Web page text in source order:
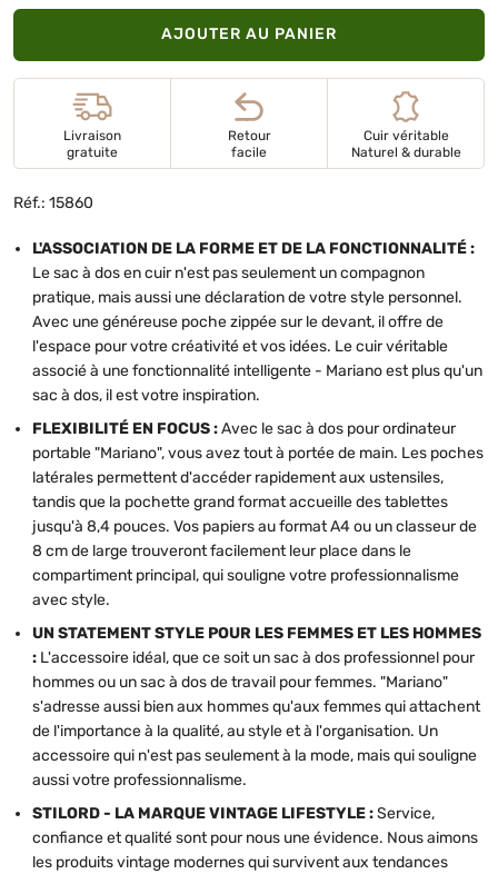
AJOUTER AU PANIER
Livraison
gratuite
Retour
facile
Cuir véritable
Naturel & durable
Réf.: 15860
L'ASSOCIATION DE LA FORME ET DE LA FONCTIONNALITÉ :
Le sac à dos en cuir n'est pas seulement un compagnon
pratique, mais aussi une déclaration de votre style personnel.
Avec une généreuse poche zippée sur le devant, il offre de
l'espace pour votre créativité et vos idées. Le cuir véritable
associé à une fonctionnalité intelligente - Mariano est plus qu'un
sac à dos, il est votre inspiration.
FLEXIBILITÉ EN FOCUS :Avec le sac à dos pour ordinateur
portable "Mariano", vous avez tout à portée de main. Les poches
latérales permettent d'accéder rapidement aux ustensiles,
tandis que la pochette grand format accueille des tablettes
jusqu'à 8,4 pouces. Vos papiers au format A4 ou un classeur de
8 cm de large trouveront facilement leur place dans le
compartiment principal, qui souligne votre professionnalisme
avec style.
UN STATEMENT STYLE POUR LES FEMMES ET LES HOMMES
: L'accessoire idéal, que ce soit un sac à dos professionnel pour
hommes ou un sac à dos de travail pour femmes. "Mariano"
s'adresse aussi bien aux hommes qu'aux femmes qui attachent
de l'importance à la qualité, au style et à l'organisation. Un
accessoire qui n'est pas seulement à la mode, mais qui souligne
aussi votre professionnalisme.
STILORD - LA MARQUE VINTAGE LIFESTYLE :Service,
confiance et qualité sont pour nous une évidence. Nous aimons
les produits vintage modernes qui survivent aux tendances